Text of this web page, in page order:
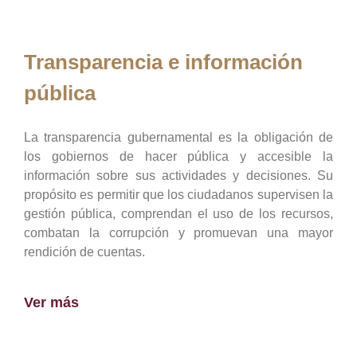
Transparencia e información
pública
La transparencia gubernamental es la obligación de
los gobiernos de hacer pública y accesible la
información sobre sus actividades y decisiones. Su
propósito es permitir que los ciudadanos supervisen la
gestión pública, comprendan el uso de los recursos,
combatan la corrupción y promuevan una mayor
rendición de cuentas.
Ver más